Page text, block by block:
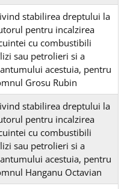
stabilirea dreptului la
pentru incalzirea
cu combustibili
sau petrolieri si a
acestuia, pentru
Grosu Rubin
stabilirea dreptului la
pentru incalzirea
cu combustibili
sau petrolieri si a
acestuia, pentru
Hanganu Octavian